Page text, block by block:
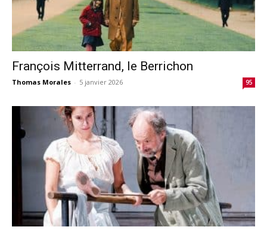
François Mitterrand, le Berrichon
Thomas Morales - 5 janvier 2026 95